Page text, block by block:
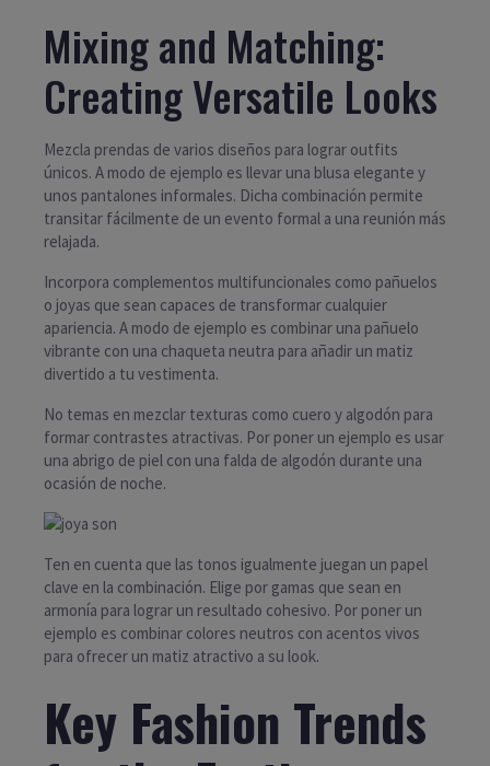
Mixing and Matching:
Creating Versatile Looks
Mezcla prendas de varios diseños para lograr outfits
únicos. A modo de ejemplo es llevar una blusa elegante y
unos pantalones informales. Dicha combinación permite
transitar fácilmente de un evento formal a una reunión más
relajada.
Incorpora complementos multifuncionales como pañuelos
o joyas que sean capaces de transformar cualquier
apariencia. A modo de ejemplo es combinar una pañuelo
vibrante con una chaqueta neutra para añadir un matiz
divertido a tu vestimenta.
No temas en mezclar texturas como cuero y algodón para
formar contrastes atractivas. Por poner un ejemplo es usar
una abrigo de piel con una falda de algodón durante una
ocasión de noche.
Ten en cuenta que las tonos igualmente juegan un papel
clave en la combinación. Elige por gamas que sean en
armonía para lograr un resultado cohesivo. Por poner un
ejemplo es combinar colores neutros con acentos vivos
para ofrecer un matiz atractivo a su look.
Key Fashion Trends